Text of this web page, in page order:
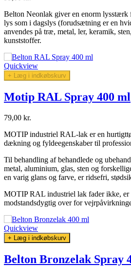
Belton Neonlak giver en enorm
lys som i dagslys (forudsætning er en
anvendes på træ, metal, ler, keramik,
kunststoffer.
Quickview
+ Læg i indkøbskurv
Motip RAL Spray 400 ml
79,00 kr.
MOTIP industriel RAL-lak er en
dækning og fyldeegenskaber til
Til behandling af behandlede og
metal, aluminium, glas, sten og
en varig glans og farve, er ridsefri,
MOTIP RAL industriel lak fader ikke, er
modstandsdygtig over for
Quickview
+ Læg i indkøbskurv
Belton Bronzelak Spray